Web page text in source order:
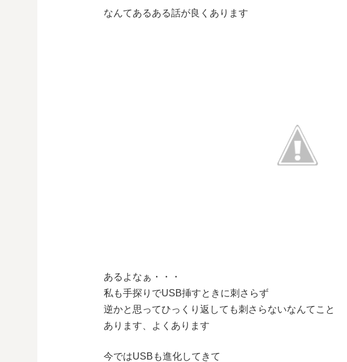
なんてあるある話が良くあります
あるよなぁ・・・
私も手探りでUSB挿すときに刺さらず
逆かと思ってひっくり返しても刺さらないなんてこと
あります、よくあります
今ではUSBも進化してきて